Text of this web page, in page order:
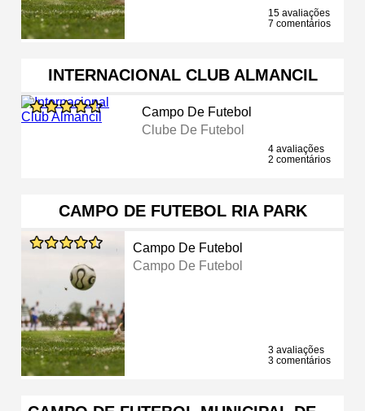
15 avaliações
7 comentários
INTERNACIONAL CLUB ALMANCIL
Campo De Futebol
Clube De Futebol
4 avaliações
2 comentários
CAMPO DE FUTEBOL RIA PARK
Campo De Futebol
Campo De Futebol
3 avaliações
3 comentários